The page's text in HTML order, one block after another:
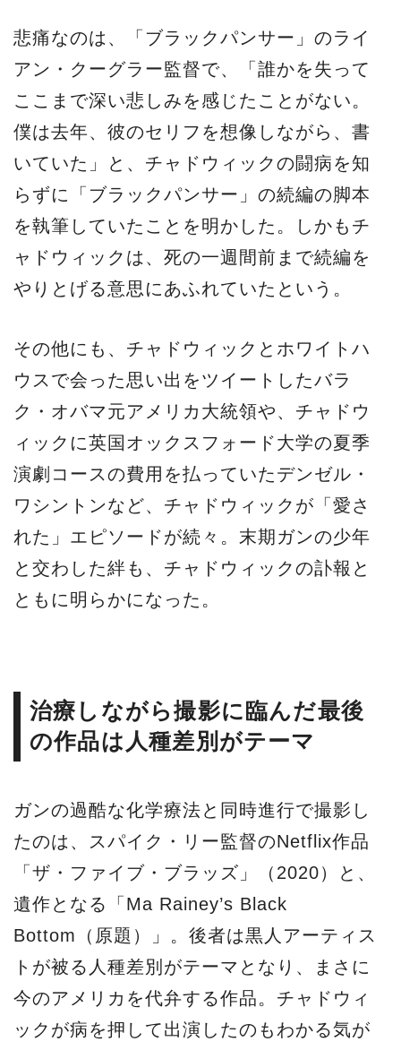
悲痛なのは、「ブラックパンサー」のライ
アン・クーグラー監督で、「誰かを失って
ここまで深い悲しみを感じたことがない。
僕は去年、彼のセリフを想像しながら、書
いていた」と、チャドウィックの闘病を知
らずに「ブラックパンサー」の続編の脚本
を執筆していたことを明かした。しかもチ
ャドウィックは、死の一週間前まで続編を
やりとげる意思にあふれていたという。
その他にも、チャドウィックとホワイトハ
ウスで会った思い出をツイートしたバラ
ク・オバマ元アメリカ大統領や、チャドウ
ィックに英国オックスフォード大学の夏季
演劇コースの費用を払っていたデンゼル・
ワシントンなど、チャドウィックが「愛さ
れた」エピソードが続々。末期ガンの少年
と交わした絆も、チャドウィックの訃報と
ともに明らかになった。
治療しながら撮影に臨んだ最後
の作品は人種差別がテーマ
ガンの過酷な化学療法と同時進行で撮影し
たのは、スパイク・リー監督のNetflix作品
「ザ・ファイブ・ブラッズ」（2020）と、
遺作となる「Ma Rainey’s Black
Bottom（原題）」。後者は黒人アーティス
トが被る人種差別がテーマとなり、まさに
今のアメリカを代弁する作品。チャドウィ
ックが病を押して出演したのもわかる気が